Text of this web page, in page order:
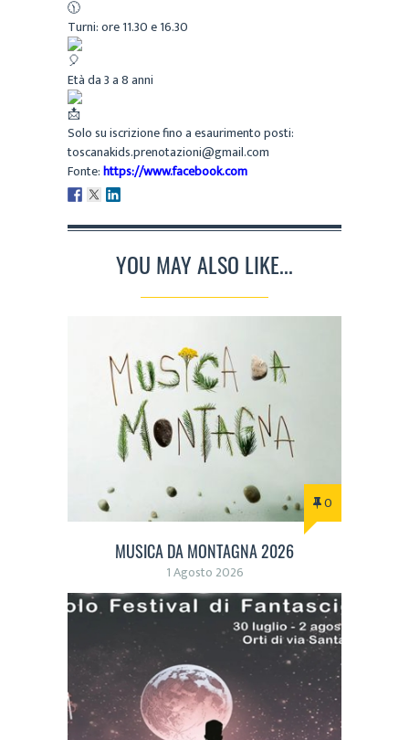
Turni: ore 11.30 e 16.30
Età da 3 a 8 anni
Solo su iscrizione fino a esaurimento posti:
toscanakids.prenotazioni@gmail.com
Fonte:https://www.facebook.com
YOU MAY ALSO LIKE...
0
MUSICA DA MONTAGNA 2026
1 Agosto 2026